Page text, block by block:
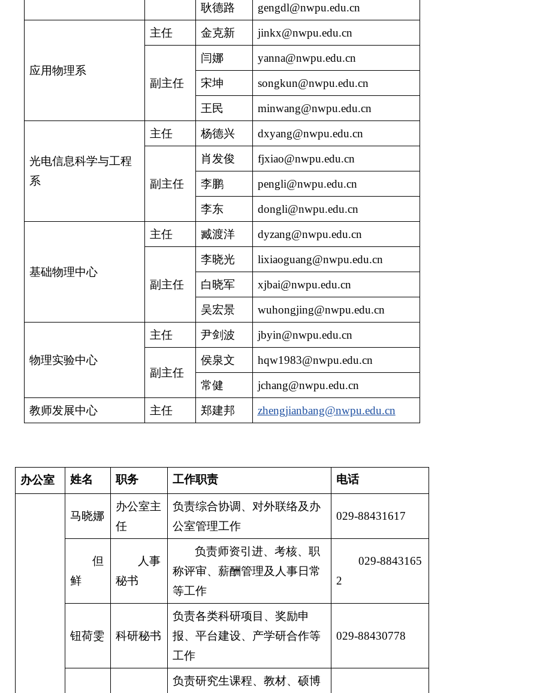
耿德路
gengdl@nwpu.edu.cn
应用物理系
主任 金克新 jinkx@nwpu.edu.cn
副主任
闫娜
yanna@nwpu.edu.cn
宋坤
songkun@nwpu.edu.cn
王民
minwang@nwpu.edu.cn
光电信息科学与工程
系
主任 杨德兴 dxyang@nwpu.edu.cn
副主任
肖发俊
fjxiao@nwpu.edu.cn
李鹏
pengli@nwpu.edu.cn
李东
dongli@nwpu.edu.cn
基础物理中心
主任 臧渡洋 dyzang@nwpu.edu.cn
副主任
李晓光
lixiaoguang@nwpu.edu.cn
白晓军
xjbai@nwpu.edu.cn
吴宏景
wuhongjing@nwpu.edu.cn
物理实验中心
主任 尹剑波 jbyin@nwpu.edu.cn
副主任
侯泉文
hqw1983@nwpu.edu.cn
常健
jchang@nwpu.edu.cn
教师发展中心
主任 郑建邦 zhengjianbang@nwpu.edu.cn
办公室 姓名 职务 工作职责 电话
马晓娜
办公室主
任
负责综合协调、对外联络及办
公室管理工作
029-88431617
但
鲜
人事
秘书
负责师资引进、考核、职
称评审、薪酬管理及人事日常
等工作
029-8843165
2
钮荷雯 科研秘书
负责各类科研项目、奖励申
报、平台建设、产学研合作等
工作
029-88430778
负责研究生课程、教材、硕博